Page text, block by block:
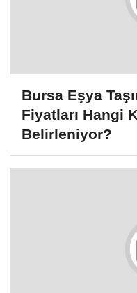
Bursa Eşya
Fiyatları Hangi
Belirleniyor?